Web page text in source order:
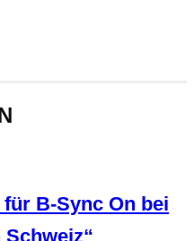
B-Sync On bei
Schweiz“